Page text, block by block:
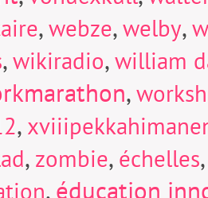
,webze,welby,
,wikiradio,william
,
,
, zombie, échelles
,éducation